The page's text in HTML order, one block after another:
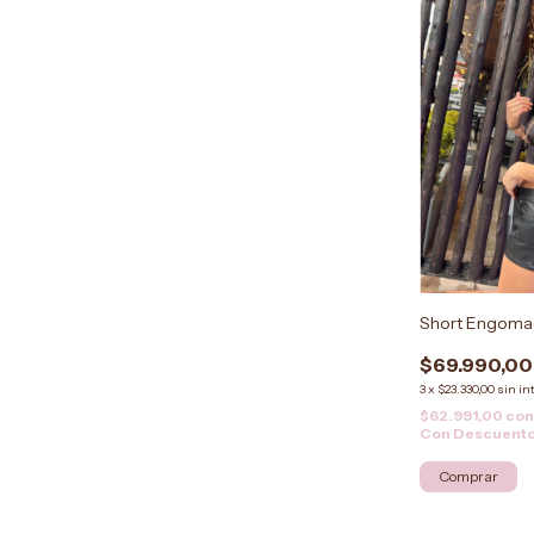
Short
$69.990,00
3x $23.330,00 sin
$62.991,00 con
Con
Comprar